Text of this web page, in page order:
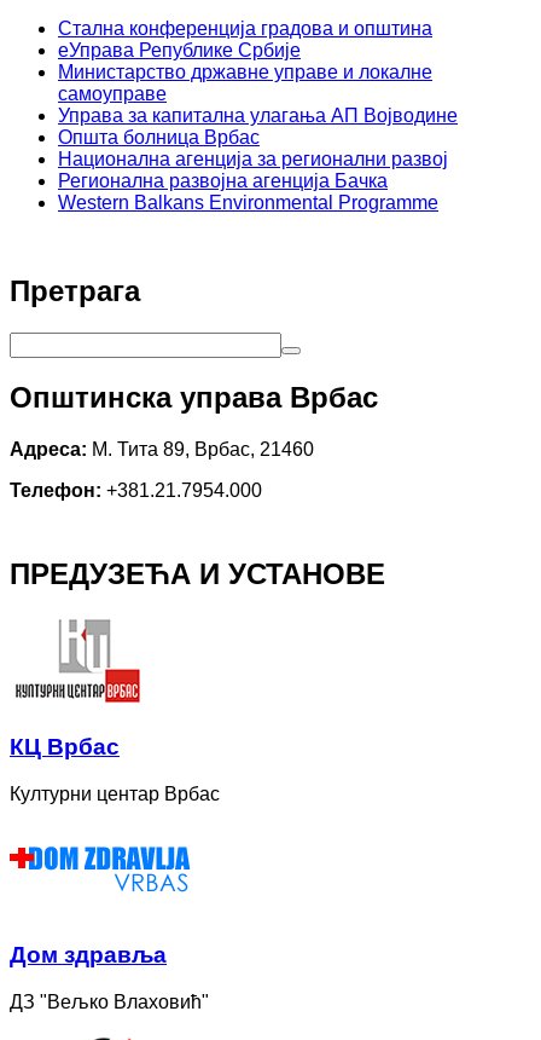
Стална конференција градова и општина
еУправа Републике Србије
Министарство државне управе и локалне
самоуправе
Управа за капитална улагања АП Војводине
Општа болница Врбас
Национална агенција за регионални развој
Регионална развојна агенција Бачка
Western Balkans Environmental Programme
Претрага
Општинска управа Врбас
Адреса: М. Тита 89, Врбас, 21460
Телефон: +381.21.7954.000
ПРЕДУЗЕЋА И УСТАНОВЕ
КЦ Врбас
Културни центар Врбас
Дом здравља
ДЗ "Вељко Влаховић"